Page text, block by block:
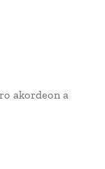
akordeon a